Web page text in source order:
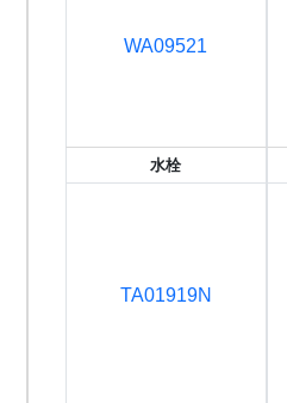
WA09521
水栓
TA01919N